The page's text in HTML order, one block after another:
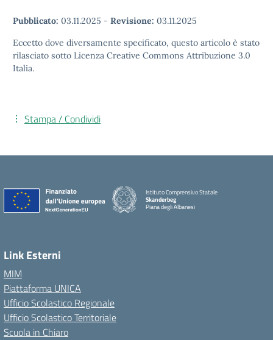
Pubblicato: 03.11.2025 - Revisione: 03.11.2025
Eccetto dove diversamente specificato, questo articolo è stato
rilasciato sotto Licenza Creative Commons Attribuzione 3.0
Italia.
Stampa / Condividi
Istituto Comprensivo Statale
Skanderbeg
Piana degli Albanesi
Link Esterni
MIM
Piattaforma UNICA
Ufficio Scolastico Regionale
Ufficio Scolastico Territoriale
Scuola in Chiaro